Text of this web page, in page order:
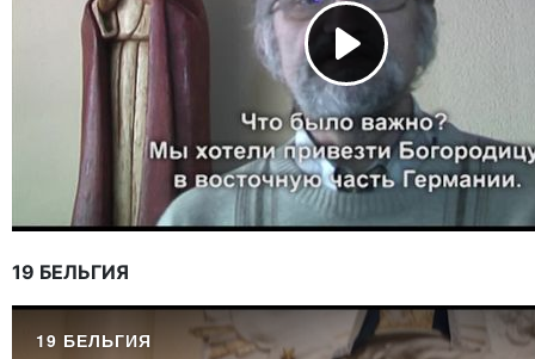
19 БЕЛЬГИЯ